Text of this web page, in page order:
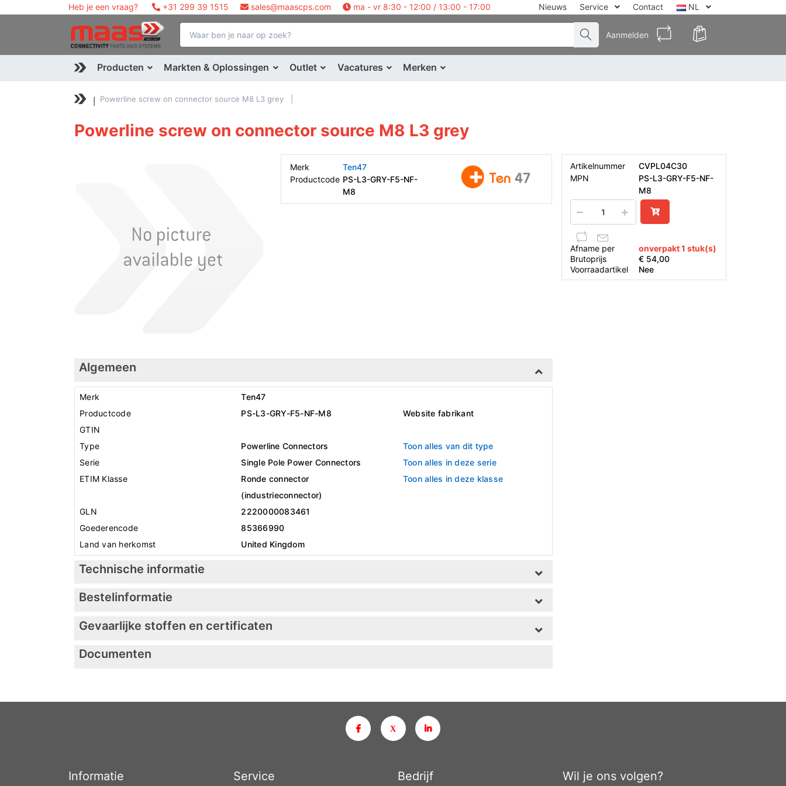
Heb je een vraag? +31 299 39 1515 sales@maascps.com ma - vr 8:30 - 12:00 / 13:00 - 17:00 Nieuws Service Contact NL
Aanmelden
Producten Markten & Oplossingen Outlet Vacatures Merken
Powerline screw on connector source M8 L3 grey
Powerline screw on connector source M8 L3 grey
Merk
Ten47
Productcode PS-L3-GRY-F5-NF-
M8
Algemeen
Merk
Ten47
Productcode
PS-L3-GRY-F5-NF-M8
Website fabrikant
GTIN
Type
Powerline Connectors
Toon alles van dit type
Serie
Single Pole Power Connectors
Toon alles in deze serie
ETIM Klasse
Ronde connector
(industrieconnector)
Toon alles in deze klasse
GLN
2220000083461
Goederencode
85366990
Land van herkomst
United Kingdom
Technische informatie
Bestelinformatie
Gevaarlijke stoffen en certificaten
Documenten
Artikelnummer
CVPL04C30
MPN
PS-L3-GRY-F5-NF-
M8
Afname per
onverpakt 1 stuk(s)
Brutoprijs
€ 54,00
Voorraadartikel
Nee
Informatie Service Bedrijf Wil je ons volgen?